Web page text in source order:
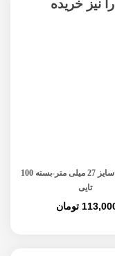
نیز خریده
گیره کاغذ سایز 27 میلی متر-بسته 100
تایی
تومان